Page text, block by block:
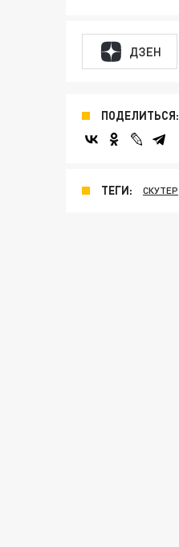
ДЗЕН
ПОДЕЛИТЬСЯ:
ТЕГИ: СКУТЕР